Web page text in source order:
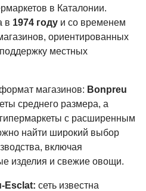
в Каталонии.
в 1974 году и со временем
ориентированных
местных
магазинов: Bonpreu
среднего размера, а
с расширенным
найти широкий выбор
включая
изделия и свежие овощи.
Esclat: сеть известна